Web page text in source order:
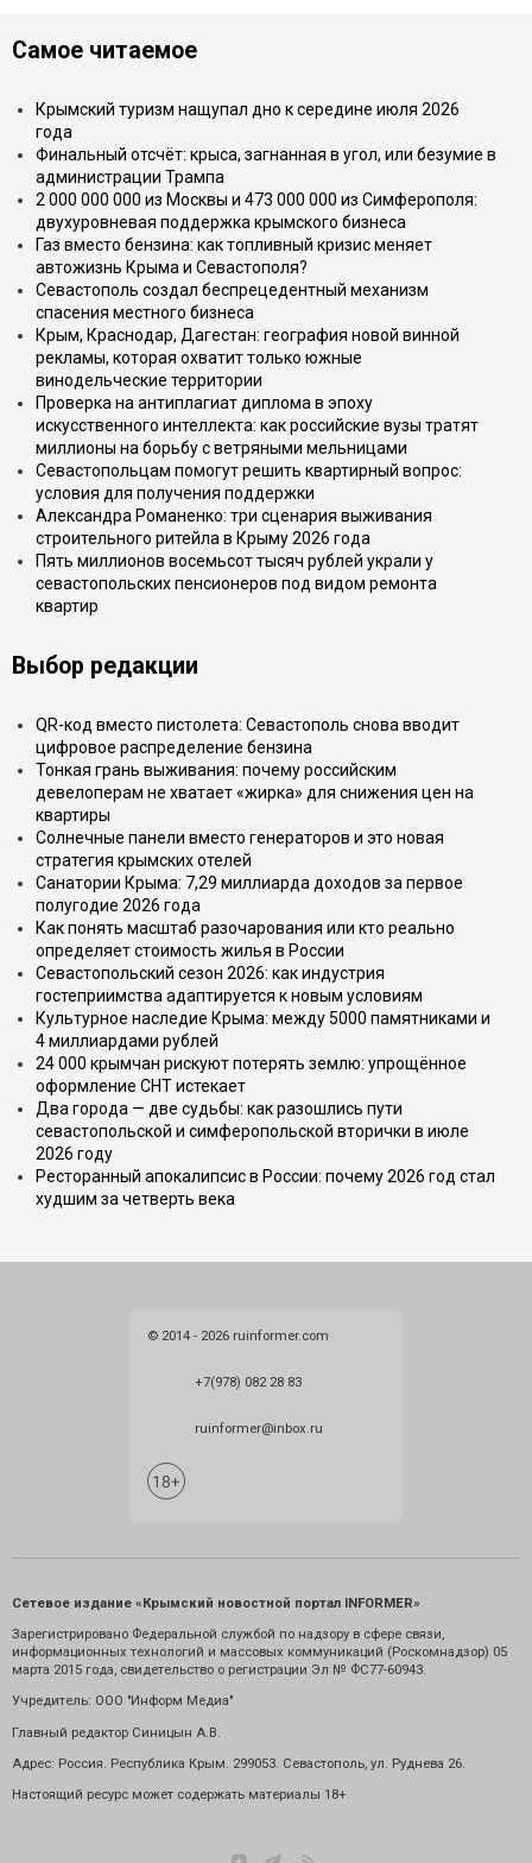
Самое читаемое
Крымский туризм нащупал дно к середине июля 2026
года
Финальный отсчёт: крыса, загнанная в угол, или безумие в
администрации Трампа
2 000 000 000 из Москвы и 473 000 000 из Симферополя:
двухуровневая поддержка крымского бизнеса
Газ вместо бензина: как топливный кризис меняет
автожизнь Крыма и Севастополя?
Севастополь создал беспрецедентный механизм
спасения местного бизнеса
Крым, Краснодар, Дагестан: география новой винной
рекламы, которая охватит только южные
винодельческие территории
Проверка на антиплагиат диплома в эпоху
искусственного интеллекта: как российские вузы тратят
миллионы на борьбу с ветряными мельницами
Севастопольцам помогут решить квартирный вопрос:
условия для получения поддержки
Александра Романенко: три сценария выживания
строительного ритейла в Крыму 2026 года
Пять миллионов восемьсот тысяч рублей украли у
севастопольских пенсионеров под видом ремонта
квартир
Выбор редакции
QR-код вместо пистолета: Севастополь снова вводит
цифровое распределение бензина
Тонкая грань выживания: почему российским
девелоперам не хватает «жирка» для снижения цен на
квартиры
Солнечные панели вместо генераторов и это новая
стратегия крымских отелей
Санатории Крыма: 7,29 миллиарда доходов за первое
полугодие 2026 года
Как понять масштаб разочарования или кто реально
определяет стоимость жилья в России
Севастопольский сезон 2026: как индустрия
гостеприимства адаптируется к новым условиям
Культурное наследие Крыма: между 5000 памятниками и
4 миллиардами рублей
24 000 крымчан рискуют потерять землю: упрощённое
оформление СНТ истекает
Два города — две судьбы: как разошлись пути
севастопольской и симферопольской вторички в июле
2026 году
Ресторанный апокалипсис в России: почему 2026 год стал
худшим за четверть века
© 2014 - 2026 ruinformer.com
+7(978) 082 28 83
ruinformer@inbox.ru
Сетевое издание «Крымский новостной портал INFORMER»
Зарегистрировано Федеральной службой по надзору в сфере связи,
информационных технологий и массовых коммуникаций (Роскомнадзор) 05
марта 2015 года, свидетельство о регистрации Эл № ФС77-60943.
Учредитель: ООО "Информ Медиа"
Главный редактор Синицын А.В.
Адрес: Россия. Республика Крым. 299053. Севастополь, ул. Руднева 26.
Настоящий ресурс может содержать материалы 18+